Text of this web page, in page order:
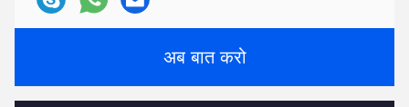
अब बात करो